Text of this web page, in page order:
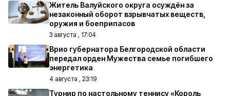
Житель Валуйского округа осуждён за
незаконный оборот взрывчатых веществ,
оружия и боеприпасов
3 августа , 17:04
Врио губернатора Белгородской области
передал орден Мужества семье погибшего
энергетика
4 августа , 23:19
Турнир по настольному теннису «Король